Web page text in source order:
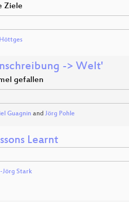
Ziele
-> Welt'
gefallen
Guagnin and Jörg Pohle
Learnt
Jörg Stark